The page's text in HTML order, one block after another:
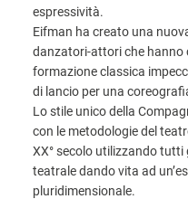
espressività.
Eifman ha creato una
danzatori-attori che hanno
formazione classica
di lancio per una
Lo stile unico della
con le metodologie del
XX° secolo utilizzando
teatrale dando vita ad
pluridimensionale.